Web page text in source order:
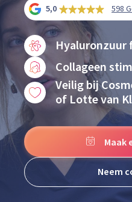
Over ons
Contact
Cadeaubon
5,0 598
Hyaluronzuur
Collageen
Veilig bij
of Lotte van
Maak
Neem